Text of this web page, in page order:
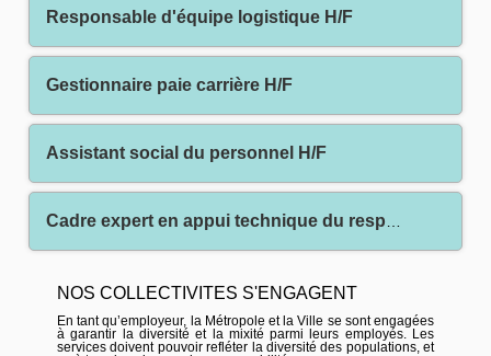
Responsable d'équipe logistique H/F
Gestionnaire paie carrière H/F
Assistant social du personnel H/F
NOS COLLECTIVITES S'ENGAGENT
En tant qu’employeur, la Métropole et la Ville se sont engagées
à garantir la diversité et la mixité parmi leurs employés. Les
services doivent pouvoir refléter la diversité des populations, et